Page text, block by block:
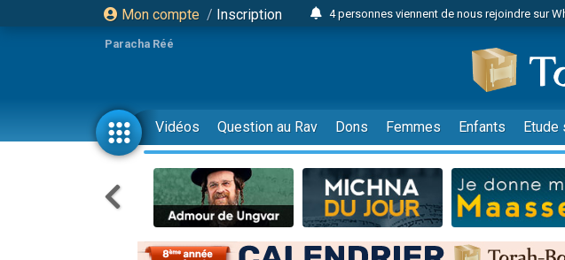
Mon compte / Inscription
4 personnes viennent de nous rejoindre sur
Odaya vient de donner son Maasser
3 personnes viennent de faire un don
3 personnes viennent de faire un don
13 personnes viennent de demander une
2 personnes viennent de nous rejoindre sur
30 personnes viennent de faire un don
Il reste 49 places pour étudier en groupe
12 nouvelles musiques dans Torah-Box
Paracha Réé
Vidéos Question au Rav Dons Femmes Enfants Etude